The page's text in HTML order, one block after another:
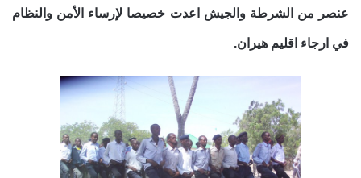
عنصر من الشرطة والجيش اعدت خصيصا لإرساء الأمن والنظام
في ارجاء اقليم هيران.